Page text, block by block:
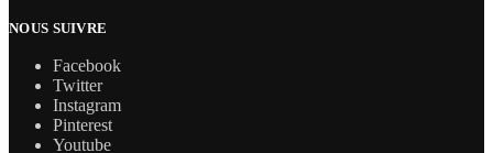
NOUS SUIVRE
Facebook
Twitter
Instagram
Pinterest
Youtube